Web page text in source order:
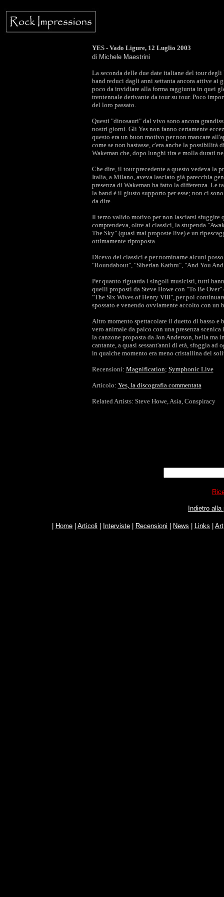
YES - Vado Ligure, 12 Luglio 2003
di Michele Maestrini
La seconda delle due date italiane del tour
band reduci dagli anni settanta ancora attive ai
poco da invidiare alla forma raggiunta in quei
trentennale derivante da tour su tour. Poco
del loro passato.
Questi "dinosauri" dal vivo sono ancora
nostri giorni. Gli Yes non fanno certamente
questo era un buon motivo per non mancare
come se non bastasse, c'era anche la
Wakeman che, dopo lunghi tira e molla durati
Che dire, il tour precedente a questo vedeva la
Italia, a Milano, aveva lasciato già parecchia
presenza di Wakeman ha fatto la differenza. Le
la band è il giusto supporto per esse; non ci
da dire.
Il terzo valido motivo per non lasciarsi sfuggire
comprendeva, oltre ai classici, la stupenda
The Sky" (quasi mai proposte live) e un
ottimamente riproposta.
Dicevo dei classici e per nominarne alcuni
"Roundabout", "Siberian Kathru", "And You
Per quanto riguarda i singoli musicisti, tutti
quelli proposti da Steve Howe con "To Be
"The Six Wives of Henry VIII", per poi
spossato e venendo ovviamente accolto con un
Altro momento spettacolare il duetto di basso
vero animale da palco con una presenza
la canzone proposta da Jon Anderson, bella
cantante, a quasi sessant'anni di età, sfoggia
in qualche momento era meno cristallina del
Recensioni: Magnification; Symphonic Live
Articolo: Yes, la discografia commentata
Related Artists: Steve Howe, Asia, Conspiracy
Indietro
Home Articoli Interviste Recensioni News Links Art